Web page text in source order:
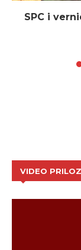
SPC i
VIDEO